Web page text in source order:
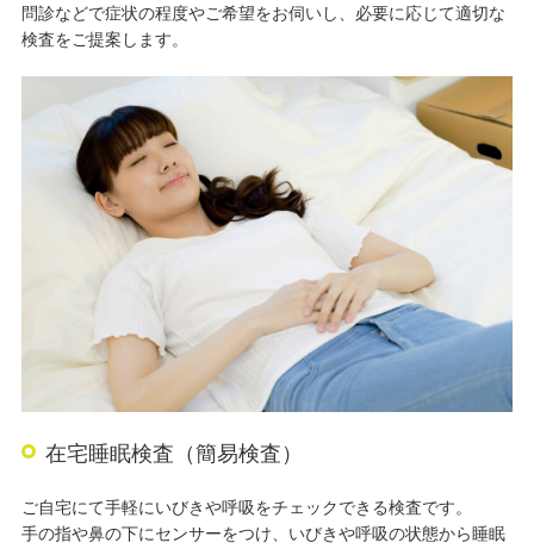
問診などで症状の程度やご希望をお伺いし、必要に応じて適切な
検査をご提案します。
在宅睡眠検査（簡易検査）
ご自宅にて手軽にいびきや呼吸をチェックできる検査です。
手の指や鼻の下にセンサーをつけ、いびきや呼吸の状態から睡眠